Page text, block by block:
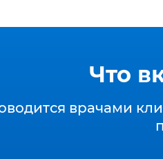
Что
врачами